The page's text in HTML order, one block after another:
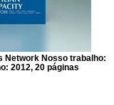
Network Nosso trabalho:
2012, 20 páginas